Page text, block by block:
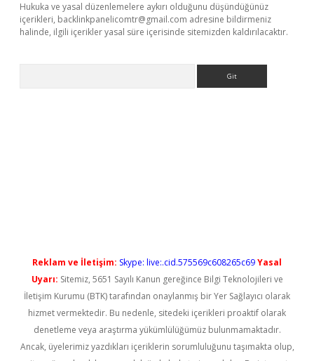
Hukuka ve yasal düzenlemelere aykırı olduğunu düşündüğünüz
içerikleri, backlinkpanelicomtr@gmail.com adresine bildirmeniz
halinde, ilgili içerikler yasal süre içerisinde sitemizden kaldırılacaktır.
Reklam ve İletişim: Skype: live:.cid.575569c608265c69Yasal
Uyarı: Sitemiz, 5651 Sayılı Kanun gereğince Bilgi Teknolojileri ve
İletişim Kurumu (BTK) tarafından onaylanmış bir Yer Sağlayıcı olarak
hizmet vermektedir. Bu nedenle, sitedeki içerikleri proaktif olarak
denetleme veya araştırma yükümlülüğümüz bulunmamaktadır.
Ancak, üyelerimiz yazdıkları içeriklerin sorumluluğunu taşımakta olup,